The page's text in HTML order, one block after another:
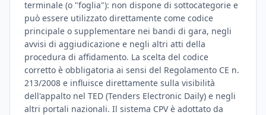
terminale (o "foglia"): non dispone di sottocategorie e
può essere utilizzato direttamente come codice
principale o supplementare nei bandi di gara, negli
avvisi di aggiudicazione e negli altri atti della
procedura di affidamento. La scelta del codice
corretto è obbligatoria ai sensi del Regolamento CE n.
213/2008 e influisce direttamente sulla visibilità
dell'appalto nel TED (Tenders Electronic Daily) e negli
altri portali nazionali. Il sistema CPV è adottato da